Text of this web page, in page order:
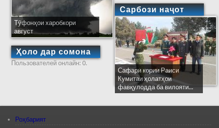
Тӯфонҳои харобкори
август
Ҳоло дар сомона
Пользователей онлайн: 0.
Сарбози наҷот
Сафари кории Раиси
Кумитаи ҳолатҳои
фавқулодда ба вилояти...
Роҳбарият